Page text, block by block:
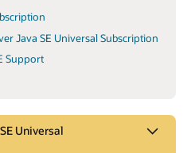
Java SE Universal Subscription
Support
Universal